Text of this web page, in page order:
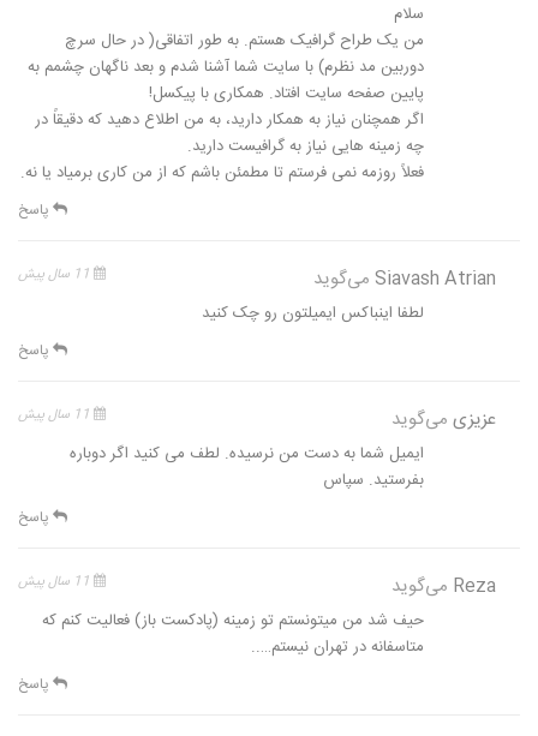
سلام
من یک طراح گرافیک هستم. به طور اتفاقی( در حال سرچ
دوربین مد نظرم) با سایت شما آشنا شدم و بعد ناگهان چشمم به
پایین صفحه سایت افتاد. همکاری با پیکسل!
اگر همچنان نیاز به همکار دارید، به من اطلاع دهید که دقیقاً در
چه زمینه هایی نیاز به گرافیست دارید.
فعلاً روزمه نمی فرستم تا مطمئن باشم که از من کاری برمیاد یا نه.
پاسخ
Siavash Atrian می‌گوید
لطفا اینباکس ایمیلتون رو چک کنید
پاسخ
عزیزی می‌گوید
ایمیل شما به دست من نرسیده. لطف می کنید اگر دوباره
بفرستید. سپاس
پاسخ
Reza می‌گوید
حیف شد من میتونستم تو زمینه (پادکست باز) فعالیت کنم که
متاسفانه در تهران نیستم…..
پاسخ